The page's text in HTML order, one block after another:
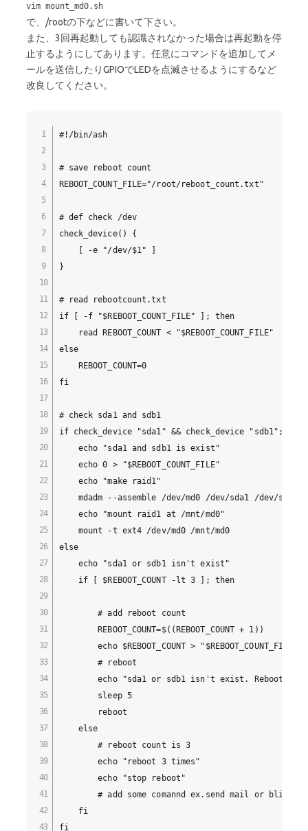
vim mount_md0.sh
で、/rootの下などに書いて下さい。
また、3回再起動しても認識されなかった場合は再起動を停
止するようにしてあります。任意にコマンドを追加してメ
ールを送信したりGPIOでLEDを点滅させるようにするなど
改良してください。
#!/bin/ash
# save reboot count
REBOOT_COUNT_FILE="/root/reboot_count.txt"
# def check /dev
check_device() {
    [ -e "/dev/$1" ]
}
# read rebootcount.txt
if [ -f "$REBOOT_COUNT_FILE" ]; then
    read REBOOT_COUNT < "$REBOOT_COUNT_FILE"
else
    REBOOT_COUNT=0
fi
# check sda1 and sdb1
if check_device "sda1" && check_device "sdb1"; then
    echo "sda1 and sdb1 is exist"
    echo 0 > "$REBOOT_COUNT_FILE"
    echo "make raid1"
    mdadm --assemble /dev/md0 /dev/sda1 /dev/sdb1
    echo "mount raid1 at /mnt/md0"
    mount -t ext4 /dev/md0 /mnt/md0
else
    echo "sda1 or sdb1 isn't exist"
    if [ $REBOOT_COUNT -lt 3 ]; then
        # add reboot count
        REBOOT_COUNT=$((REBOOT_COUNT + 1))
        echo $REBOOT_COUNT > "$REBOOT_COUNT_FILE"
        # reboot
echo "sda1 or sdb1 isn't exist. Reboot in
        sleep 5
        reboot
    else
        # reboot count is 3
        echo "reboot 3 times"
        echo "stop reboot"
# add some comannd ex.send mail or blink
    fi
fi